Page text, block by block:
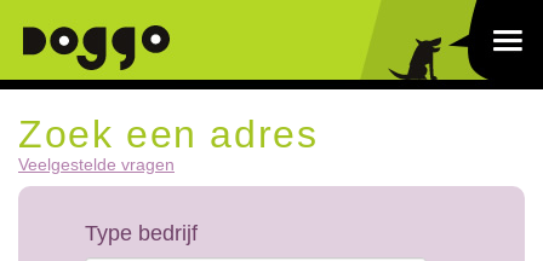
Zoek een adres
Veelgestelde vragen
Type bedrijf